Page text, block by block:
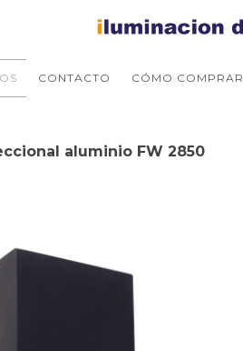
CONTACTO CÓMO COMPRAR
aluminio FW 2850